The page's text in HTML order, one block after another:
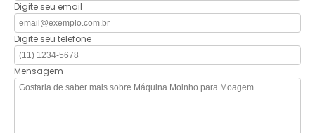
Digite seu email
Digite seu telefone
Mensagem